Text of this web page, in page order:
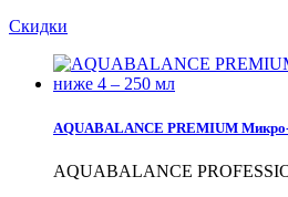
Скидки
AQUABALANCE PREMIUM
AQUABALANCE